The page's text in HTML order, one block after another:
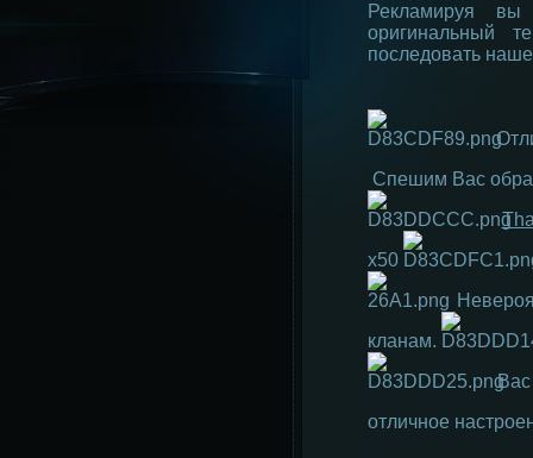
Рекламируя вы
оригинальный
последовать
Спешим Вас
х50
кланам.
Вас
отличное